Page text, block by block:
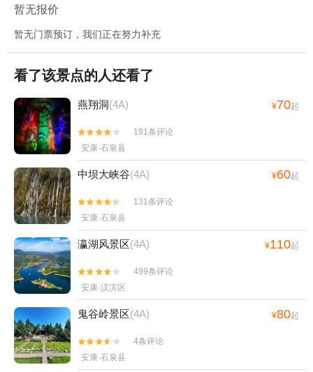
暂无报价
暂无门票预订，我们正在努力补充
看了该景点的人还看了
燕翔洞(4A) ¥70起


191条评论
安康·石泉县
中坝大峡谷(4A) ¥60起


131条评论
安康·石泉县
瀛湖风景区(4A) ¥110起


499条评论
安康·汉滨区
鬼谷岭景区(4A) ¥80起


4条评论
安康·石泉县